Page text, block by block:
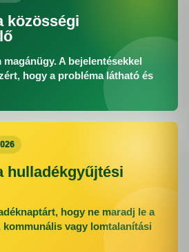
közösségi
A bejelentésekkel
hogy a probléma látható és
hulladékgyűjtési
hogy ne maradj le a
kommunális vagy lomtalanítási